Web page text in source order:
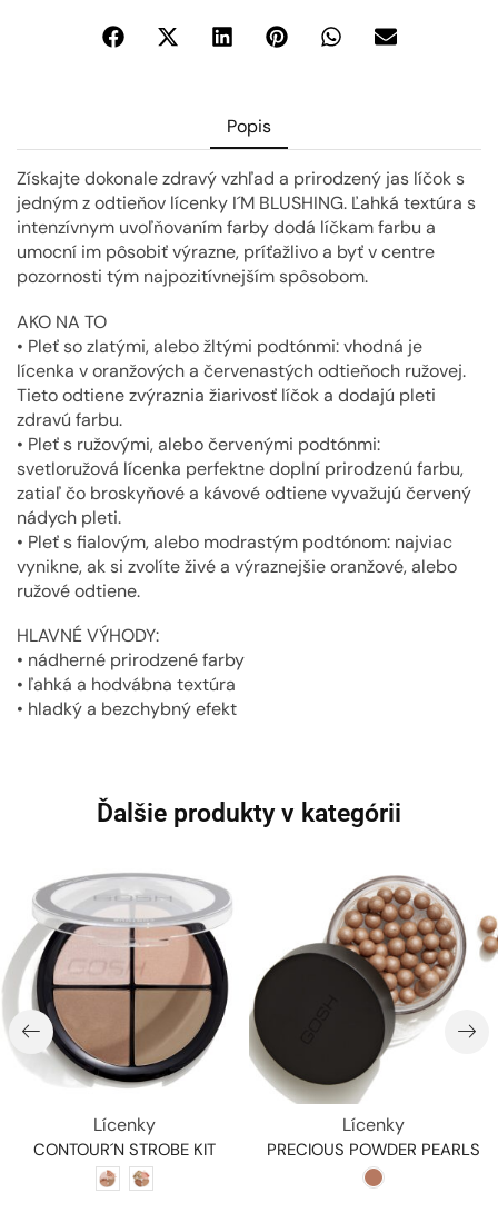
Popis
Získajte dokonale zdravý vzhľad a prirodzený jas líčok s
jedným z odtieňov lícenky I´M BLUSHING. Ľahká textúra s
intenzívnym uvoľňovaním farby dodá líčkam farbu a
umocní im pôsobiť výrazne, príťažlivo a byť v centre
pozornosti tým najpozitívnejším spôsobom.
AKO NA TO
• Pleť so zlatými, alebo žltými podtónmi: vhodná je
lícenka v oranžových a červenastých odtieňoch ružovej.
Tieto odtiene zvýraznia žiarivosť líčok a dodajú pleti
zdravú farbu.
• Pleť s ružovými, alebo červenými podtónmi:
svetloružová lícenka perfektne doplní prirodzenú farbu,
zatiaľ čo broskyňové a kávové odtiene vyvažujú červený
nádych pleti.
• Pleť s fialovým, alebo modrastým podtónom: najviac
vynikne, ak si zvolíte živé a výraznejšie oranžové, alebo
ružové odtiene.
HLAVNÉ VÝHODY:
• nádherné prirodzené farby
• ľahká a hodvábna textúra
• hladký a bezchybný efekt
Ďalšie produkty v kategórii
Lícenky
CONTOUR´N STROBE KIT
Lícenky
PRECIOUS POWDER PEARLS